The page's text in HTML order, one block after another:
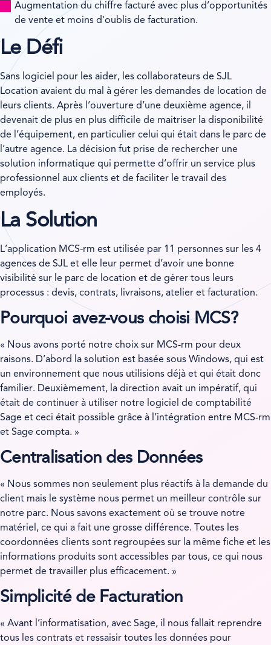
Augmentation du chiffre facturé avec plus d’opportunités
de vente et moins d’oublis de facturation.
Le Défi
Sans logiciel pour les aider, les collaborateurs de SJL
Location avaient du mal à gérer les demandes de location de
leurs clients. Après l’ouverture d’une deuxième agence, il
devenait de plus en plus difficile de maitriser la disponibilité
de l’équipement, en particulier celui qui était dans le parc de
l’autre agence. La décision fut prise de rechercher une
solution informatique qui permette d’offrir un service plus
professionnel aux clients et de faciliter le travail des
employés.
La Solution
L’application MCS-rm est utilisée par 11 personnes sur les 4
agences de SJL et elle leur permet d’avoir une bonne
visibilité sur le parc de location et de gérer tous leurs
processus : devis, contrats, livraisons, atelier et facturation.
Pourquoi avez-vous choisi MCS?
« Nous avons porté notre choix sur MCS-rm pour deux
raisons. D’abord la solution est basée sous Windows, qui est
un environnement que nous utilisions déjà et qui était donc
familier. Deuxièmement, la direction avait un impératif, qui
était de continuer à utiliser notre logiciel de comptabilité
Sage et ceci était possible grâce à l’intégration entre MCS-rm
et Sage compta. »
Centralisation des Données
« Nous sommes non seulement plus réactifs à la demande du
client mais le système nous permet un meilleur contrôle sur
notre parc. Nous savons exactement où se trouve notre
matériel, ce qui a fait une grosse différence. Toutes les
coordonnées clients sont regroupées sur la même fiche et les
informations produits sont accessibles par tous, ce qui nous
permet de travailler plus efficacement. »
Simplicité de Facturation
« Avant l’informatisation, avec Sage, il nous fallait reprendre
tous les contrats et ressaisir toutes les données pour